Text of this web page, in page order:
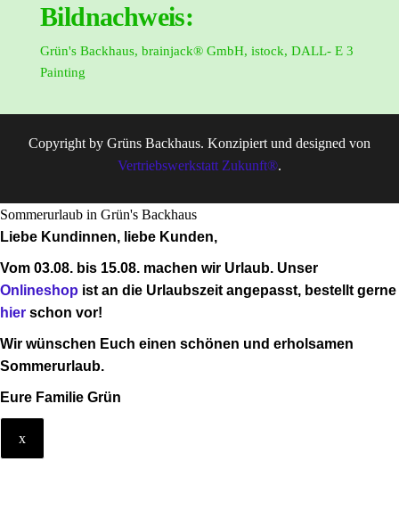
Bildnachweis:
Grün's Backhaus, brainjack® GmbH, istock, DALL- E 3
Painting
Copyright by Grüns Backhaus. Konzipiert und designed von
Vertriebswerkstatt Zukunft®.
Sommerurlaub in Grün's Backhaus
Liebe Kundinnen, liebe Kunden,
Vom 03.08. bis 15.08. machen wir Urlaub. Unser
Onlineshop ist an die Urlaubszeit angepasst, bestellt gerne
hier schon vor!
Wir wünschen Euch einen schönen und erholsamen
Sommerurlaub.
Eure Familie Grün
x